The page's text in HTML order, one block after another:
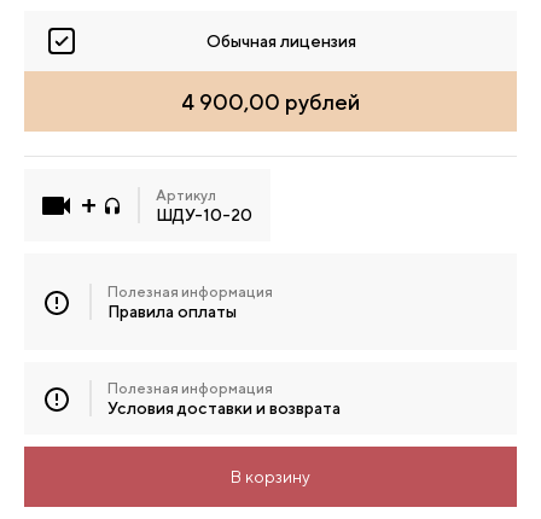
Обычная лицензия
4 900,00 рублей
Артикул
ШДУ-10-20
Полезная информация
Правила оплаты
Полезная информация
Условия доставки и возврата
В корзину